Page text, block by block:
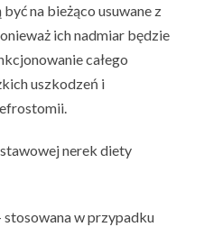
na bieżąco usuwane z
ich nadmiar będzie
całego
uszkodzeń i
nerek diety
stosowana w przypadku